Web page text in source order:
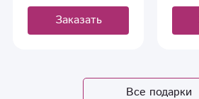
Заказать
Все подарки